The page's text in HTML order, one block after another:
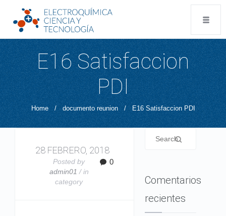
E16 Satisfaccion
PDI
Home / documento reunion / E16 Satisfaccion PDI
28 FEBRERO, 2018
Posted by
admin01 / in
category
0
Comentarios
recientes